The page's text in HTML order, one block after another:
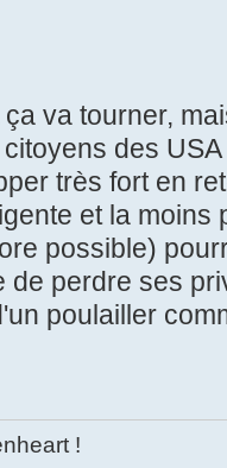
va tourner,
des
très fort en
et la moins
possible)
de perdre ses
poulailler
!